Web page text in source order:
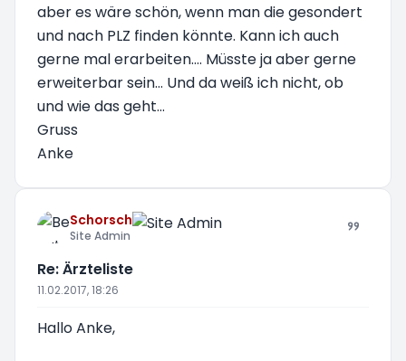
aber es wäre schön, wenn man die gesondert
und nach PLZ finden könnte. Kann ich auch
gerne mal erarbeiten.... Müsste ja aber gerne
erweiterbar sein... Und da weiß ich nicht, ob
und wie das geht...
Gruss
Anke
Schorsch
Site Admin
Re: Ärzteliste
11.02.2017, 18:26
Hallo Anke,